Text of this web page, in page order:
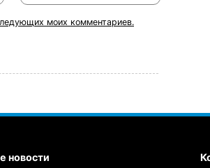
моих комментариев.
новости